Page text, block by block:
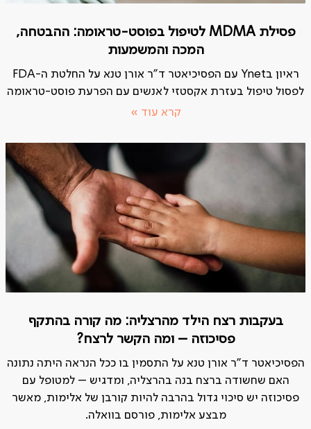
פסילת MDMA לטיפול בפוסט-טראומה: ההבטחה,
המכה והמשמעות
ראיון בYnet עם הפסיכיאטר ד"ר אורן טנא על החלטת ה-FDA
לפסול טיפול בעזרת אקסטזי לאנשים עם הפרעת פוסט-טראומה
קרא עוד »
בעקבות רצח הילד מהרצליה: מה קורה בהתקף
פסיכוזה – ומה הקשר לרצח?
הפסיכיאטר ד"ר אורן טנא על התסמין בו ככל הנראה היתה נתונה
האם שחשודה ברצח בנה בהרצליה, ומדגיש – למטופל עם
פסיכוזה יש סיכוי גדול בהרבה להיות קורבן של אלימות, מאשר
מבצע אלימות, פורסם בוואלה.